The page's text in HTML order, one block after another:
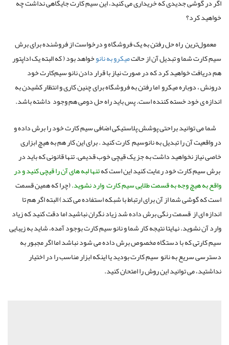
اگر در گوشی جدیدی که خریداری می کنید، این سیم کارت جایگاهی نداشت چه
خواهید کرد؟
معمول‌ترین راه حل رفتن به یک فروشگاه و درخواست از فروشنده برای برش
سیم کارت شما و تبدیل آن از حالتمیکرو به نانوخواهد بود ( که البته یک اداپتور
هم دریافت خواهید کرد که در صورت نیاز با قرار دادن نانو سیم‌کارت خود
درونش ، دوباره میکرو اما رفتن به فروشگاه برای چنین کاری و انتظار کشیدن به
اندازه ی خود خسته کننده است. پس باید راه حل دومی هم وجود داشته باشد.
شما می توانید براحتی پوشش پلاستیکی اضافی سیم کارت خود را برش داده و
در واقعیت آن را تبدیل به نانوسیم کارت کنید . برای این کار هم به هیچ ابزاری
خاصی نیاز نخواهید داشت به جز یک قیچی خوب قدیمی. تنها قانونی که باید در
برش سیم کارت خود رعایت کنید این است کهتنها لبه های آن را قیچی کنید و در
واقع به هیچ وجه به قسمت طلایی سیم کارت وارد نشوید.(چرا که همین قسمت
است که گوشی شما از آن برای ارتباط با شبکه استفاده می کند) البته اگر هم تا
اندازه ای از قسمت رنگی برش داده شد زیاد نگران نباشید اما دقت کنید که زیاد
وارد آن نشوید. نهایتا نتیجه کار شما و نانو سیم کارت بوجود آمده، شاید به زیبایی
سیم کارتی که با دستگاه مخصوص برش داده می شود نباشد اما اگر مجبور به
دسترسی سریع به نانو سیم کارت بودید یا اینکه ابزار مناسب را در اختیار
نداشتید، می توانید این روش را امتحان کنید.